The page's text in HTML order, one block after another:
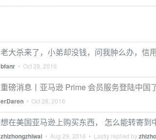
老大杀来了，小弟却没钱，问我肿么办，信
bfanr • Oct 28, 2016
重磅消息丨亚马逊 Prime 会员服务登陆中国
erDaren • Oct 28, 2016
想在美国亚马逊上购买东西， 怎么能转寄到
zhizhongzhiwai • Aug 29, 2016 • Lastly replied by